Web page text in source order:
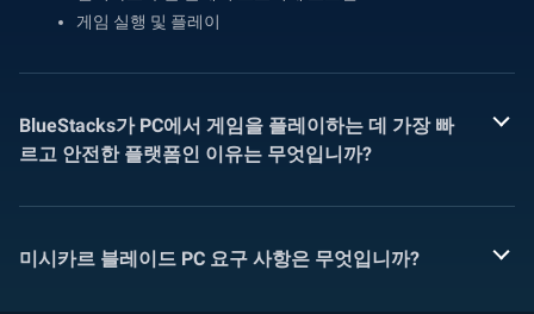
게임 실행 및 플레이
BlueStacks가 PC에서 게임을 플레이하는 데 가장 빠
르고 안전한 플랫폼인 이유는 무엇입니까?
미시카르 블레이드 PC 요구 사항은 무엇입니까?